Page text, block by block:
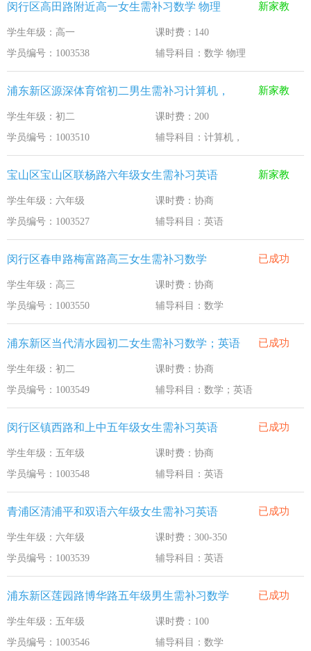
闵行区高田路附近高一女生需补习数学 物理 新家教
学生年级：高一
课时费：140
学员编号：1003538
辅导科目：数学 物理
浦东新区源深体育馆初二男生需补习计算机， 新家教
学生年级：初二
课时费：200
学员编号：1003510
辅导科目：计算机，
宝山区宝山区联杨路六年级女生需补习英语 新家教
学生年级：六年级
课时费：协商
学员编号：1003527
辅导科目：英语
闵行区春申路梅富路高三女生需补习数学 已成功
学生年级：高三
课时费：协商
学员编号：1003550
辅导科目：数学
浦东新区当代清水园初二女生需补习数学；英语 已成功
学生年级：初二
课时费：协商
学员编号：1003549
辅导科目：数学；英语
闵行区镇西路和上中五年级女生需补习英语 已成功
学生年级：五年级
课时费：协商
学员编号：1003548
辅导科目：英语
青浦区清浦平和双语六年级女生需补习英语 已成功
学生年级：六年级
课时费：300-350
学员编号：1003539
辅导科目：英语
浦东新区莲园路博华路五年级男生需补习数学 已成功
学生年级：五年级
课时费：100
学员编号：1003546
辅导科目：数学